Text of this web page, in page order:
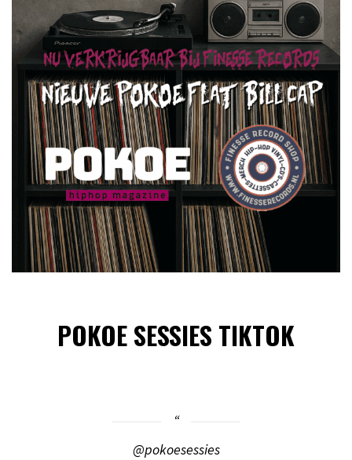
POKOE SESSIES TIKTOK
@pokoesessies